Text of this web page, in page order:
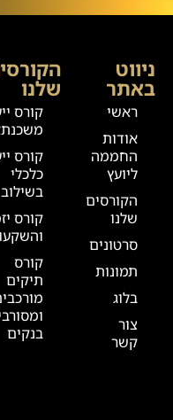
שלנו
קורס
קורס
כלכלי
בשילוב NLP
קורס
קורס
תיקים
בנקים
ניווט
באתר
ראשי
אודות
החממה
ליועץ
הקורסים
שלנו
סרטונים
תמונות
בלוג
צור
קשר